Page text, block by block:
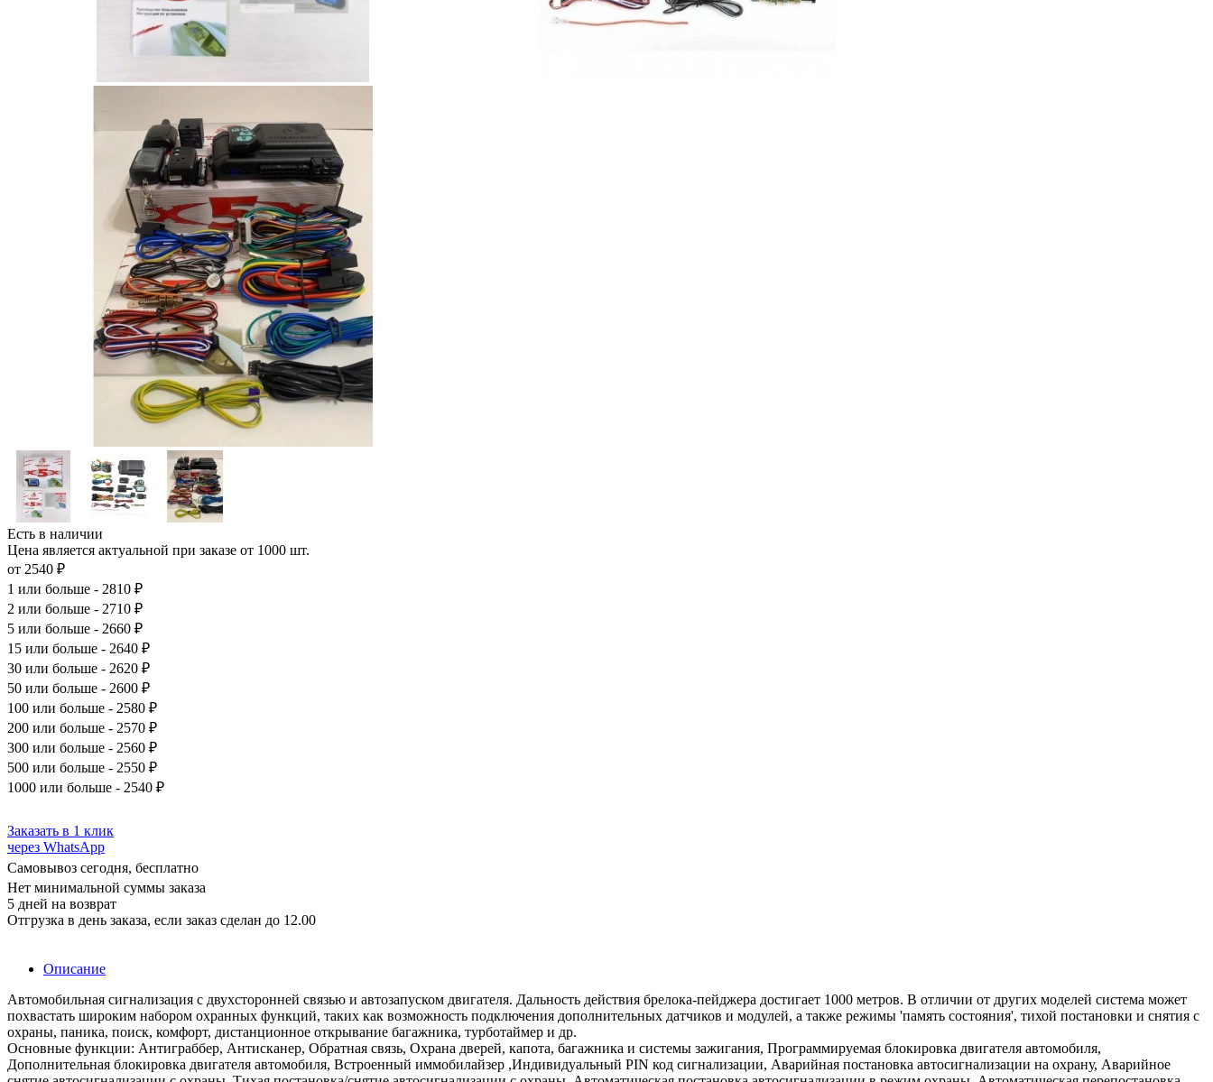
Есть в наличии
Цена является актуальной при заказе от 1000 шт.
от 2540 ₽
1 или больше - 2810 ₽
2 или больше - 2710 ₽
5 или больше - 2660 ₽
15 или больше - 2640 ₽
30 или больше - 2620 ₽
50 или больше - 2600 ₽
100 или больше - 2580 ₽
200 или больше - 2570 ₽
300 или больше - 2560 ₽
500 или больше - 2550 ₽
1000 или больше - 2540 ₽
Заказать в 1 клик
через WhatsApp
Самовывоз сегодня, бесплатно
Нет минимальной суммы заказа
5 дней на возврат
Отгрузка в день заказа, если заказ сделан до 12.00
Описание
Автомобильная сигнализация с двухсторонней связью и автозапуском двигателя. Дальность действия брелока-пейджера достигает 1000 метров. В отличии от других моделей система может
похвастать широким набором охранных функций, таких как возможность подключения дополнительных датчиков и модулей, а также режимы 'память состояния', тихой постановки и снятия с
охраны, паника, поиск, комфорт, дистанционное открывание багажника, турботаймер и др.
Основные функции: Антиграббер, Антисканер, Обратная связь, Охрана дверей, капота, багажника и системы зажигания, Программируемая блокировка двигателя автомобиля,
Дополнительная блокировка двигателя автомобиля, Встроенный иммобилайзер ,Индивидуальный PIN код сигнализации, Аварийная постановка автосигнализации на охрану, Аварийное